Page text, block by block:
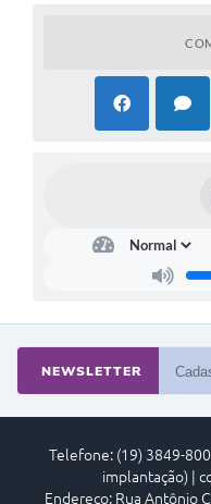
NEWSLETTER
Telefone: (19) 3849-
implantação) |
Endereço: Rua Antônio